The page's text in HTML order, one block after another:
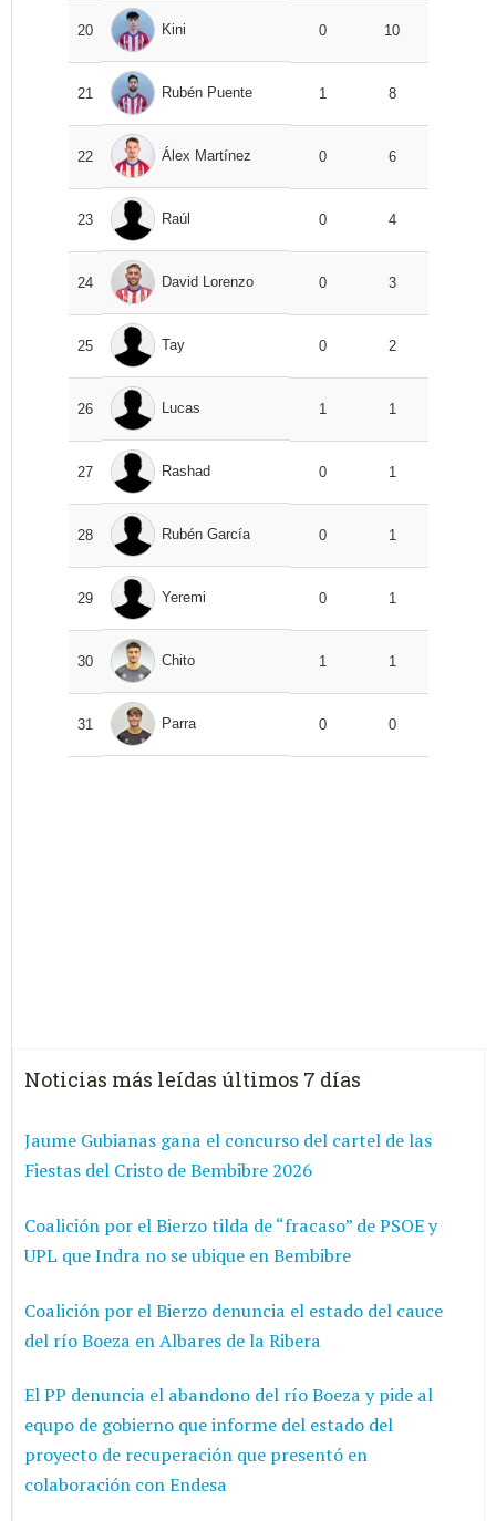
20 Kini 0 10
21 Rubén Puente 1 8
22 Álex Martínez 0 6
23 Raúl 0 4
24 David Lorenzo 0 3
25 Tay 0 2
26 Lucas 1 1
27 Rashad 0 1
28 Rubén García 0 1
29 Yeremi 0 1
30 Chito 1 1
31 Parra 0 0
Noticias más leídas últimos 7 días
Jaume Gubianas gana el concurso del cartel de las
Fiestas del Cristo de Bembibre 2026
Coalición por el Bierzo tilda de “fracaso” de PSOE y
UPL que Indra no se ubique en Bembibre
Coalición por el Bierzo denuncia el estado del cauce
del río Boeza en Albares de la Ribera
El PP denuncia el abandono del río Boeza y pide al
equpo de gobierno que informe del estado del
proyecto de recuperación que presentó en
colaboración con Endesa